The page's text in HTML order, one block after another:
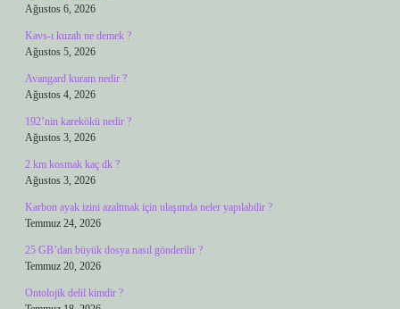
Ağustos 6, 2026
Kavs-ı kuzah ne demek ?
Ağustos 5, 2026
Avangard kuram nedir ?
Ağustos 4, 2026
192’nin karekökü nedir ?
Ağustos 3, 2026
2 km kosmak kaç dk ?
Ağustos 3, 2026
Karbon ayak izini azaltmak için ulaşımda neler yapılabilir ?
Temmuz 24, 2026
25 GB’dan büyük dosya nasıl gönderilir ?
Temmuz 20, 2026
Ontolojik delil kimdir ?